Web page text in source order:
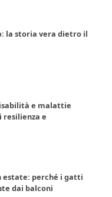
la storia vera dietro il
e malattie
resilienza e
estate: perché i gatti
dai balconi